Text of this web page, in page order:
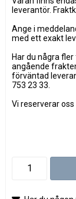
leverantör.
Ange i
med ett exakt
Har du några
angående
förväntad
753 23 33.
Vi reserverar